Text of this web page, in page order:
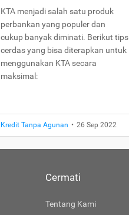
KTA menjadi salah satu produk
perbankan yang populer dan
cukup banyak diminati. Berikut tips
cerdas yang bisa diterapkan untuk
menggunakan KTA secara
maksimal:
Kredit Tanpa Agunan • 26 Sep 2022
Cermati
Tentang Kami